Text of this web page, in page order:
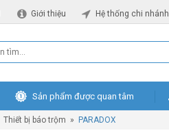
Giới thiệu Hệ thống chi nhánh
Sản phẩm được quan tâm
Thiết bị báo trộm » PARADOX